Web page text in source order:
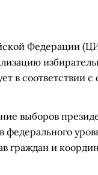
Федерации
в соответствии
выборов
граждан и